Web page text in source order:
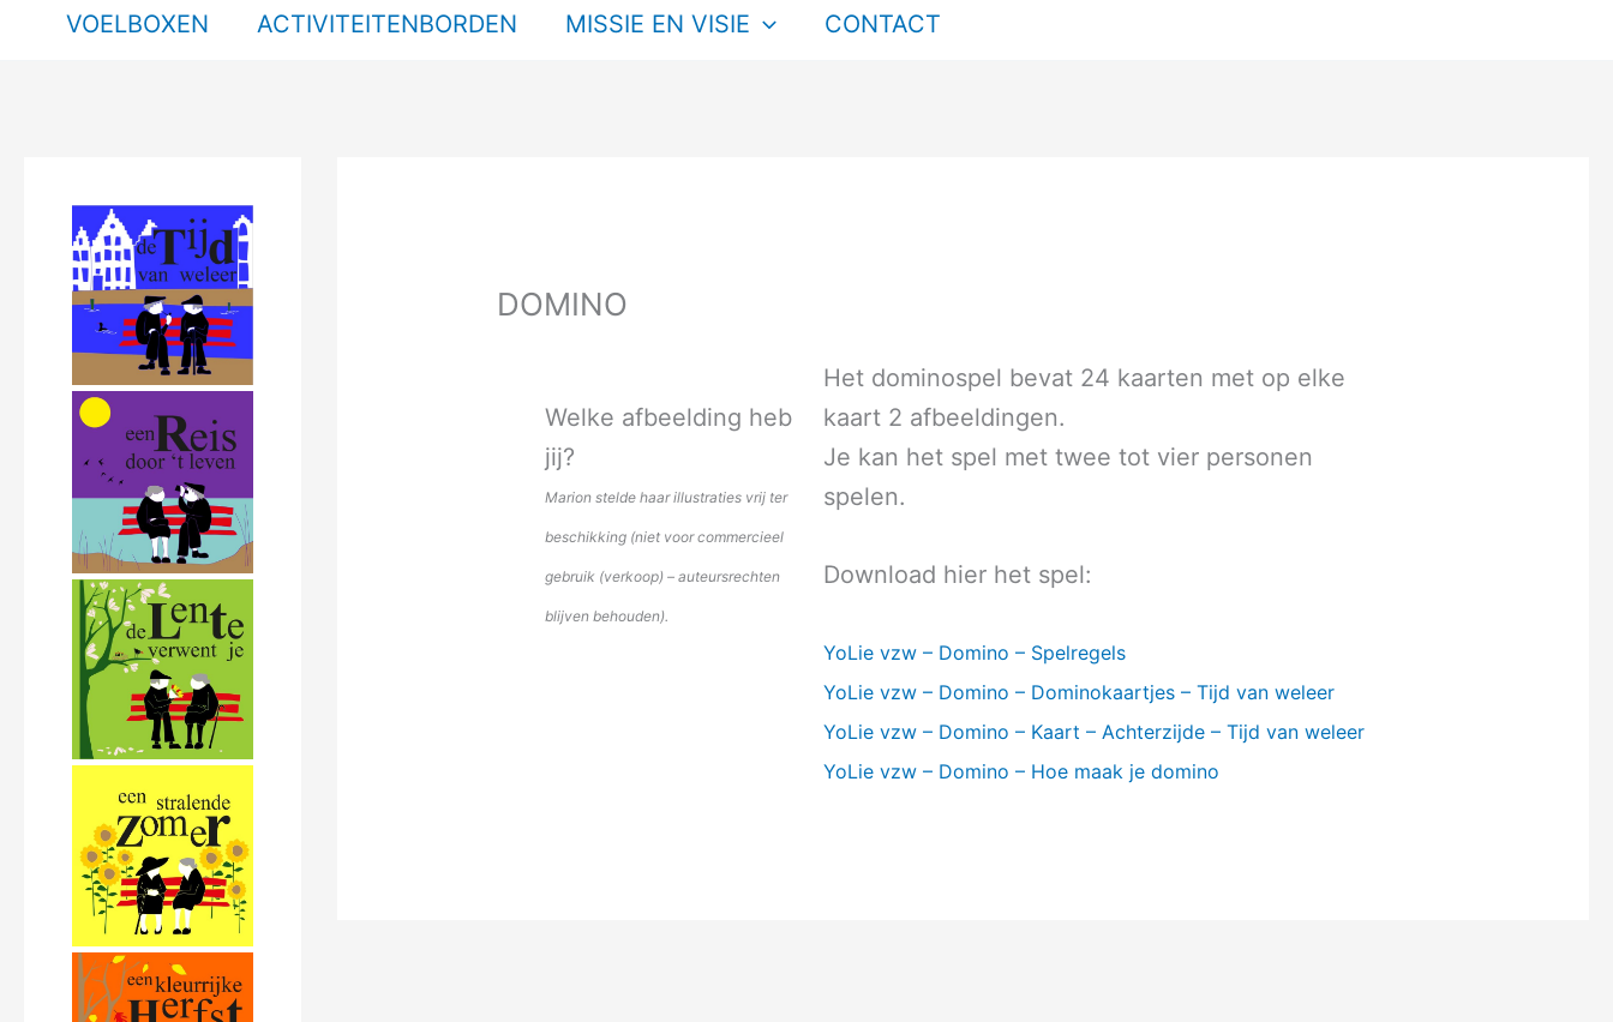
VOELBOXEN ACTIVITEITENBORDEN MISSIE EN VISIE CONTACT
DOMINO
Welke afbeelding heb
jij?
Marion stelde haar illustraties vrij ter
beschikking (niet voor commercieel
gebruik (verkoop) – auteursrechten
blijven behouden).
Het dominospel bevat 24 kaarten met op elke
kaart 2 afbeeldingen.
Je kan het spel met twee tot vier personen
spelen.
Download hier het spel:
YoLie vzw – Domino – Spelregels
YoLie vzw – Domino – Dominokaartjes – Tijd van weleer
YoLie vzw – Domino – Kaart – Achterzijde – Tijd van weleer
YoLie vzw – Domino – Hoe maak je domino